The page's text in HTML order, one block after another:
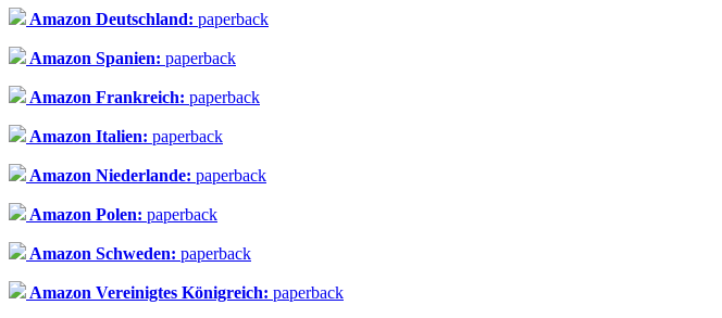
Amazon Deutschland: paperback
Amazon Spanien: paperback
Amazon Frankreich: paperback
Amazon Italien: paperback
Amazon Niederlande: paperback
Amazon Polen: paperback
Amazon Schweden: paperback
Amazon Vereinigtes Königreich: paperback